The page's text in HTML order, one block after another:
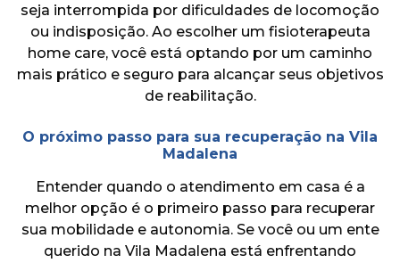
seja interrompida por dificuldades de locomoção
ou indisposição. Ao escolher um fisioterapeuta
home care, você está optando por um caminho
mais prático e seguro para alcançar seus objetivos
de reabilitação.
O próximo passo para sua recuperação na Vila
Madalena
Entender quando o atendimento em casa é a
melhor opção é o primeiro passo para recuperar
sua mobilidade e autonomia. Se você ou um ente
querido na Vila Madalena está enfrentando